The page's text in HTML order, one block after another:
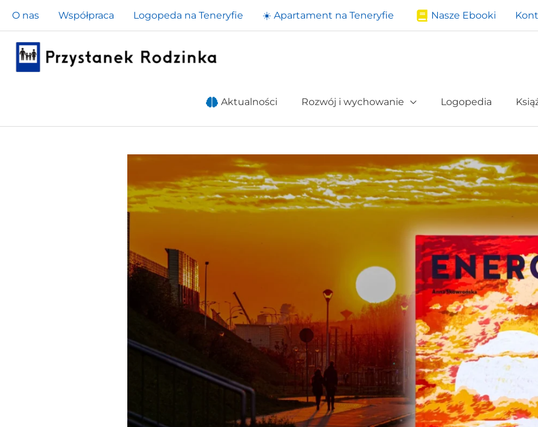
Przejdź
do
treści
O nas Współpraca Logopeda na Teneryfie ☀️ Apartament na Teneryfie Nasze Ebooki
Aktualności Rozwój i wychowanie Logopedia